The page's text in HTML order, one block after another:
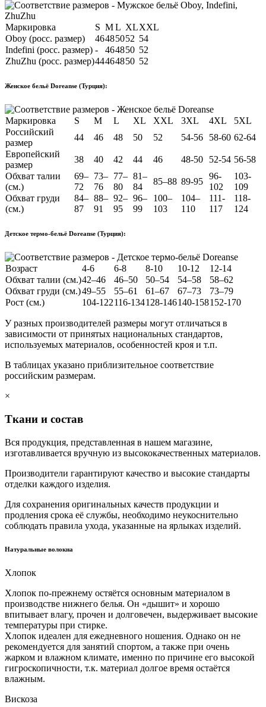
Маркировка S ML XLXXL
Oboy (росс. размер)
46485052 54
Indefini (росс. размер) - 464850 52
ZhuZhu (росс. размер)44464850 52
Женское бельё Doreanse (Турция):
Маркировка S M L XL XXL 3XL 4XL
5XL
Российский
размер
44 46 48 50 52 54-56 58-60 62-64
Европейский
размер
38 40 42 44 46 48-50 52-54 56-58
Обхват талии
(см.)
69–
72
73–
76
77–
80
81–
84
85–88 89-95
96-
102
103-
109
Обхват груди
(см.)
84–
87
88–
91
92–
95
96–
99
100–
103
104–
110
111-
117
118-
124
Детское термо-бельё Doreanse (Турция):
Возраст 4-6 6-8 8-10 10-12
12-14
Обхват талии (см.)42–46 46–50 50–54 54–58
58–62
Обхват груди (см.)49–55 55–61 61–67 67–73
73–79
Рост (см.)
104-122116-134128-146140-158152-170
У разных производителей размеры могут отличаться в
зависимости от принятых национальных стандартов,
используемых материалов, особенностей кроя и т.п.
В таблицах указано приблизительное соответствие
российским размерам.
×
Ткани и состав
Вся продукция, представленная в нашем магазине,
изготавливается вручную из высококачественных материалов.
Производители гарантируют качество и высокие стандарты
отделки каждого изделия.
Для сохранения оригинальных качеств продукции и
продления срока её службы, необходимо неукоснительно
соблюдать правила ухода, указанные на ярлыках изделий.
Натуральные волокна
Хлопок
Хлопок по-прежнему остяётся основным материалом в
производстве нижнего белья. Он «дышит» и хорошо
впитывает влагу, прочен и долговечен, выдерживает высокие
температуры при стирке.
Хлопок идеален для ежедневного ношения. Однако он не
рекомендуется для занятий спортом, а также при очень
жарком и влажном климате, именно по причине его высокой
гигроскопичности, т.к. материал долгое время остаётся
влажным.
Вискоза